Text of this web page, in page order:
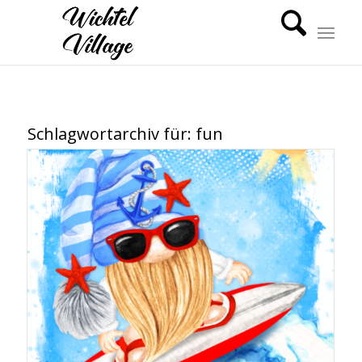
Schlagwortarchiv für: fun